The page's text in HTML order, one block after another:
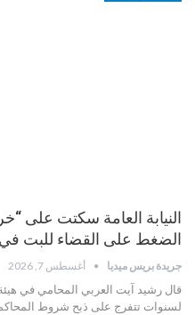
النيابة العامة سكتت على
الضغط على القضاء للبت
جريدة بريس ميديا أغسطس 7, 2026
قال رشيد آيت العربي المحامي في هيئة
لسنوات تتفرج على ذبح شروط